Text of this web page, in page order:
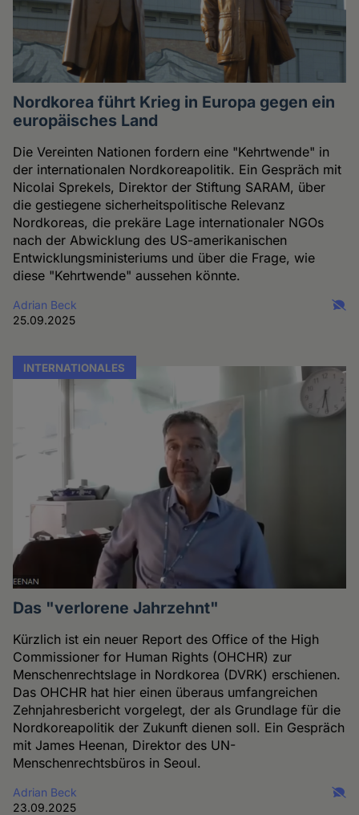
Nordkorea führt Krieg in Europa gegen ein
europäisches Land
Die Vereinten Nationen fordern eine "Kehrtwende" in
der internationalen Nordkoreapolitik. Ein Gespräch mit
Nicolai Sprekels, Direktor der Stiftung SARAM, über
die gestiegene sicherheitspolitische Relevanz
Nordkoreas, die prekäre Lage internationaler NGOs
nach der Abwicklung des US-amerikanischen
Entwicklungsministeriums und über die Frage, wie
diese "Kehrtwende" aussehen könnte.
Adrian Beck
25.09.2025
INTERNATIONALES
Das "verlorene Jahrzehnt"
Kürzlich ist ein neuer Report des Office of the High
Commissioner for Human Rights (OHCHR) zur
Menschenrechtslage in Nordkorea (DVRK) erschienen.
Das OHCHR hat hier einen überaus umfangreichen
Zehnjahresbericht vorgelegt, der als Grundlage für die
Nordkoreapolitik der Zukunft dienen soll. Ein Gespräch
mit James Heenan, Direktor des UN-
Menschenrechtsbüros in Seoul.
Adrian Beck
23.09.2025